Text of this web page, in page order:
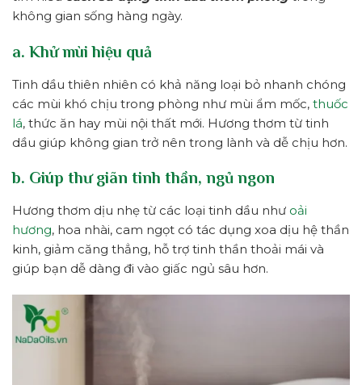
không gian sống hàng ngày.
a. Khử mùi hiệu quả
Tinh dầu thiên nhiên có khả năng loại bỏ nhanh chóng
các mùi khó chịu trong phòng như mùi ẩm mốc, thuốc
lá, thức ăn hay mùi nội thất mới. Hương thơm từ tinh
dầu giúp không gian trở nên trong lành và dễ chịu hơn.
b. Giúp thư giãn tinh thần, ngủ ngon
Hương thơm dịu nhẹ từ các loại tinh dầu như oải
hương, hoa nhài, cam ngọt có tác dụng xoa dịu hệ thần
kinh, giảm căng thẳng, hỗ trợ tinh thần thoải mái và
giúp bạn dễ dàng đi vào giấc ngủ sâu hơn.